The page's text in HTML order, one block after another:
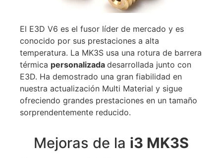
El E3D V6 es el fusor líder de mercado y es
conocido por sus prestaciones a alta
temperatura. La MK3S usa una rotura de barrera
térmica personalizada desarrollada junto con
E3D. Ha demostrado una gran fiabilidad en
nuestra actualización Multi Material y sigue
ofreciendo grandes prestaciones en un tamaño
sorprendentemente reducido.
Mejoras de la i3 MK3S